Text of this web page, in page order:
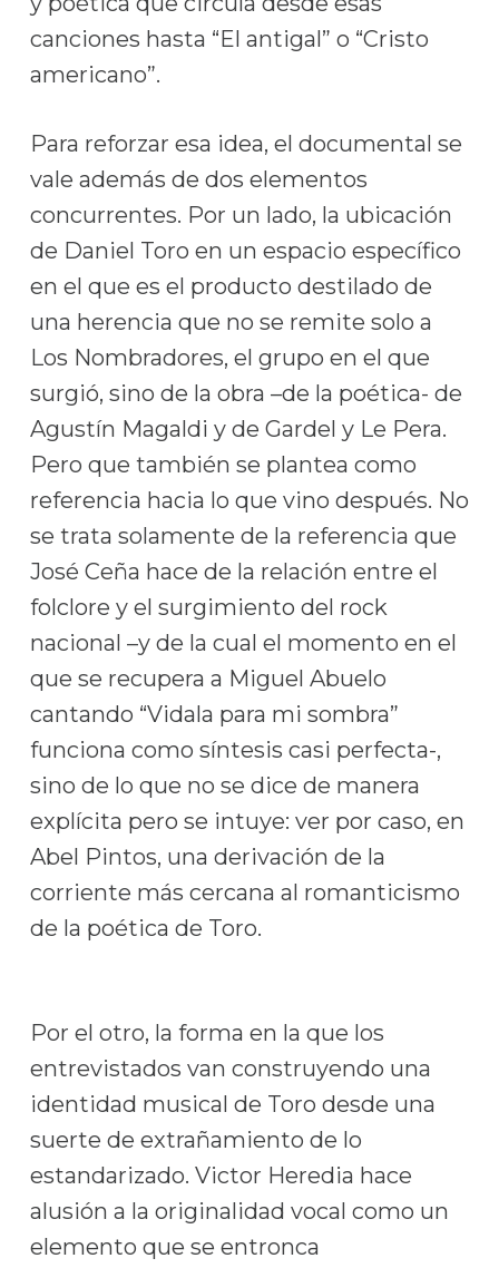
canciones hasta “El antigal” o “Cristo
americano”.
Para reforzar esa idea, el documental se
vale además de dos elementos
concurrentes. Por un lado, la ubicación
de Daniel Toro en un espacio específico
en el que es el producto destilado de
una herencia que no se remite solo a
Los Nombradores, el grupo en el que
surgió, sino de la obra –de la poética- de
Agustín Magaldi y de Gardel y Le Pera.
Pero que también se plantea como
referencia hacia lo que vino después. No
se trata solamente de la referencia que
José Ceña hace de la relación entre el
folclore y el surgimiento del rock
nacional –y de la cual el momento en el
que se recupera a Miguel Abuelo
cantando “Vidala para mi sombra”
funciona como síntesis casi perfecta-,
sino de lo que no se dice de manera
explícita pero se intuye: ver por caso, en
Abel Pintos, una derivación de la
corriente más cercana al romanticismo
de la poética de Toro.
Por el otro, la forma en la que los
entrevistados van construyendo una
identidad musical de Toro desde una
suerte de extrañamiento de lo
estandarizado. Victor Heredia hace
alusión a la originalidad vocal como un
elemento que se entronca